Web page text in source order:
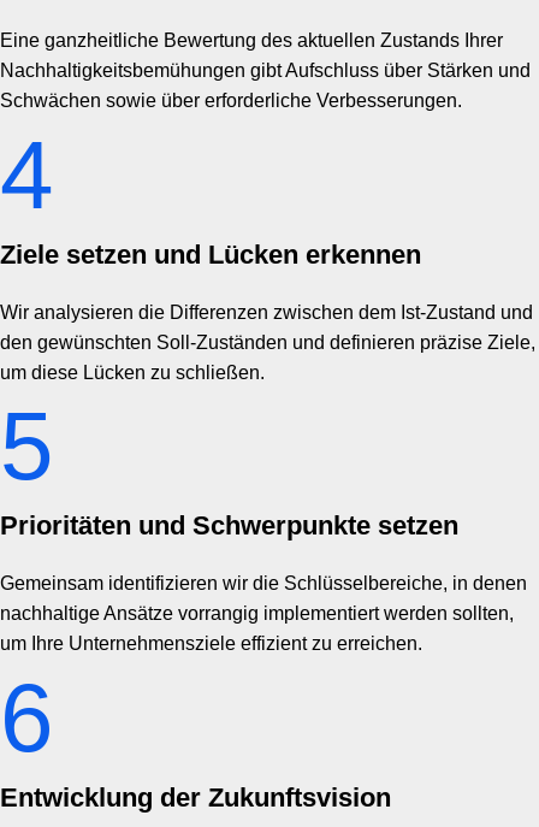
Eine ganzheitliche Bewertung des aktuellen Zustands Ihrer
Nachhaltigkeitsbemühungen gibt Aufschluss über Stärken und
Schwächen sowie über erforderliche Verbesserungen.
4
Ziele setzen und Lücken erkennen
Wir analysieren die Differenzen zwischen dem Ist-Zustand und
den gewünschten Soll-Zuständen und definieren präzise Ziele,
um diese Lücken zu schließen.
5
Prioritäten und Schwerpunkte setzen
Gemeinsam identifizieren wir die Schlüsselbereiche, in denen
nachhaltige Ansätze vorrangig implementiert werden sollten,
um Ihre Unternehmensziele effizient zu erreichen.
6
Entwicklung der Zukunftsvision